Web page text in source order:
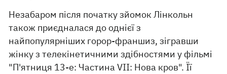
Незабаром після початку зйомок Лінкольн
також приєдналася до однієї з
найпопулярніших горор-франшиз, зігравши
жінку з телекінетичними здібностями у фільмі
"П'ятниця 13-е: Частина VII: Нова кров". Її